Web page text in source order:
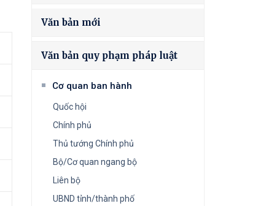
Văn bản mới
Văn bản quy phạm pháp luật
Cơ quan ban hành
Quốc hội
Chính phủ
Thủ tướng Chính phủ
Bộ/Cơ quan ngang bộ
Liên bộ
UBND tỉnh/thành phố